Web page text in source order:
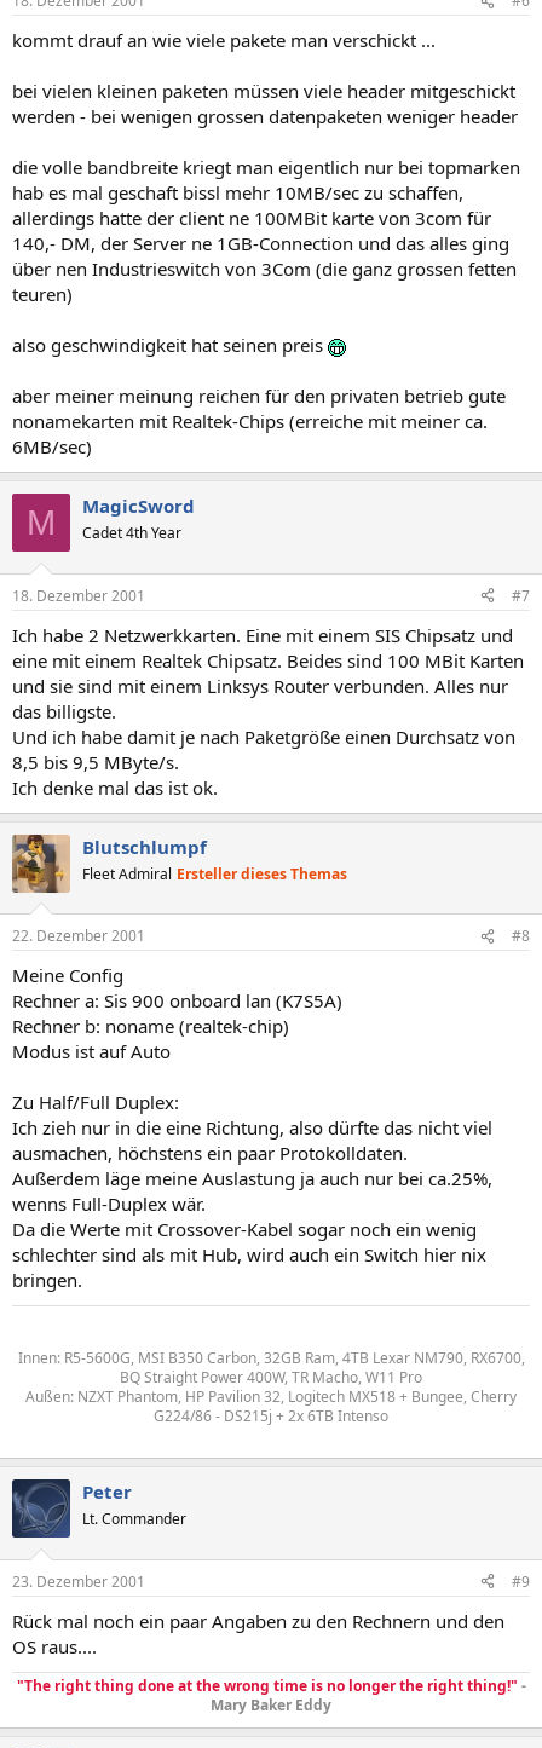
kommt drauf an wie viele pakete man verschickt ...
bei vielen kleinen paketen müssen viele header mitgeschickt
werden - bei wenigen grossen datenpaketen weniger header
die volle bandbreite kriegt man eigentlich nur bei topmarken
hab es mal geschaft bissl mehr 10MB/sec zu schaffen,
allerdings hatte der client ne 100MBit karte von 3com für
140,- DM, der Server ne 1GB-Connection und das alles ging
über nen Industrieswitch von 3Com (die ganz grossen fetten
teuren)
also geschwindigkeit hat seinen preis
aber meiner meinung reichen für den privaten betrieb gute
nonamekarten mit Realtek-Chips (erreiche mit meiner ca.
6MB/sec)
M MagicSword
Cadet 4th Year
18. Dezember 2001 #7
Ich habe 2 Netzwerkkarten. Eine mit einem SIS Chipsatz und
eine mit einem Realtek Chipsatz. Beides sind 100 MBit Karten
und sie sind mit einem Linksys Router verbunden. Alles nur
das billigste.
Und ich habe damit je nach Paketgröße einen Durchsatz von
8,5 bis 9,5 MByte/s.
Ich denke mal das ist ok.
Blutschlumpf
Fleet Admiral Ersteller dieses Themas
22. Dezember 2001 #8
Meine Config
Rechner a: Sis 900 onboard lan (K7S5A)
Rechner b: noname (realtek-chip)
Modus ist auf Auto
Zu Half/Full Duplex:
Ich zieh nur in die eine Richtung, also dürfte das nicht viel
ausmachen, höchstens ein paar Protokolldaten.
Außerdem läge meine Auslastung ja auch nur bei ca.25%,
wenns Full-Duplex wär.
Da die Werte mit Crossover-Kabel sogar noch ein wenig
schlechter sind als mit Hub, wird auch ein Switch hier nix
bringen.
Innen: R5-5600G, MSI B350 Carbon, 32GB Ram, 4TB Lexar NM790, RX6700,
BQ Straight Power 400W, TR Macho, W11 Pro
Außen: NZXT Phantom, HP Pavilion 32, Logitech MX518 + Bungee, Cherry
G224/86 - DS215j + 2x 6TB Intenso
Peter
Lt. Commander
23. Dezember 2001 #9
Rück mal noch ein paar Angaben zu den Rechnern und den
OS raus....
"The right thing done at the wrong time is no longer the right thing!" -
Mary Baker Eddy